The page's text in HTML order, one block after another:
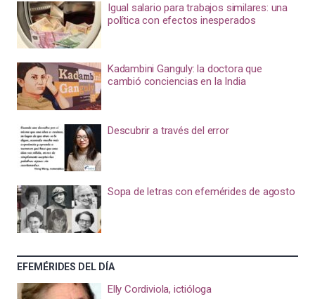
Igual salario para trabajos similares: una
política con efectos inesperados
Kadambini Ganguly: la doctora que
cambió conciencias en la India
Descubrir a través del error
Sopa de letras con efemérides de agosto
EFEMÉRIDES DEL DÍA
Elly Cordiviola, ictióloga